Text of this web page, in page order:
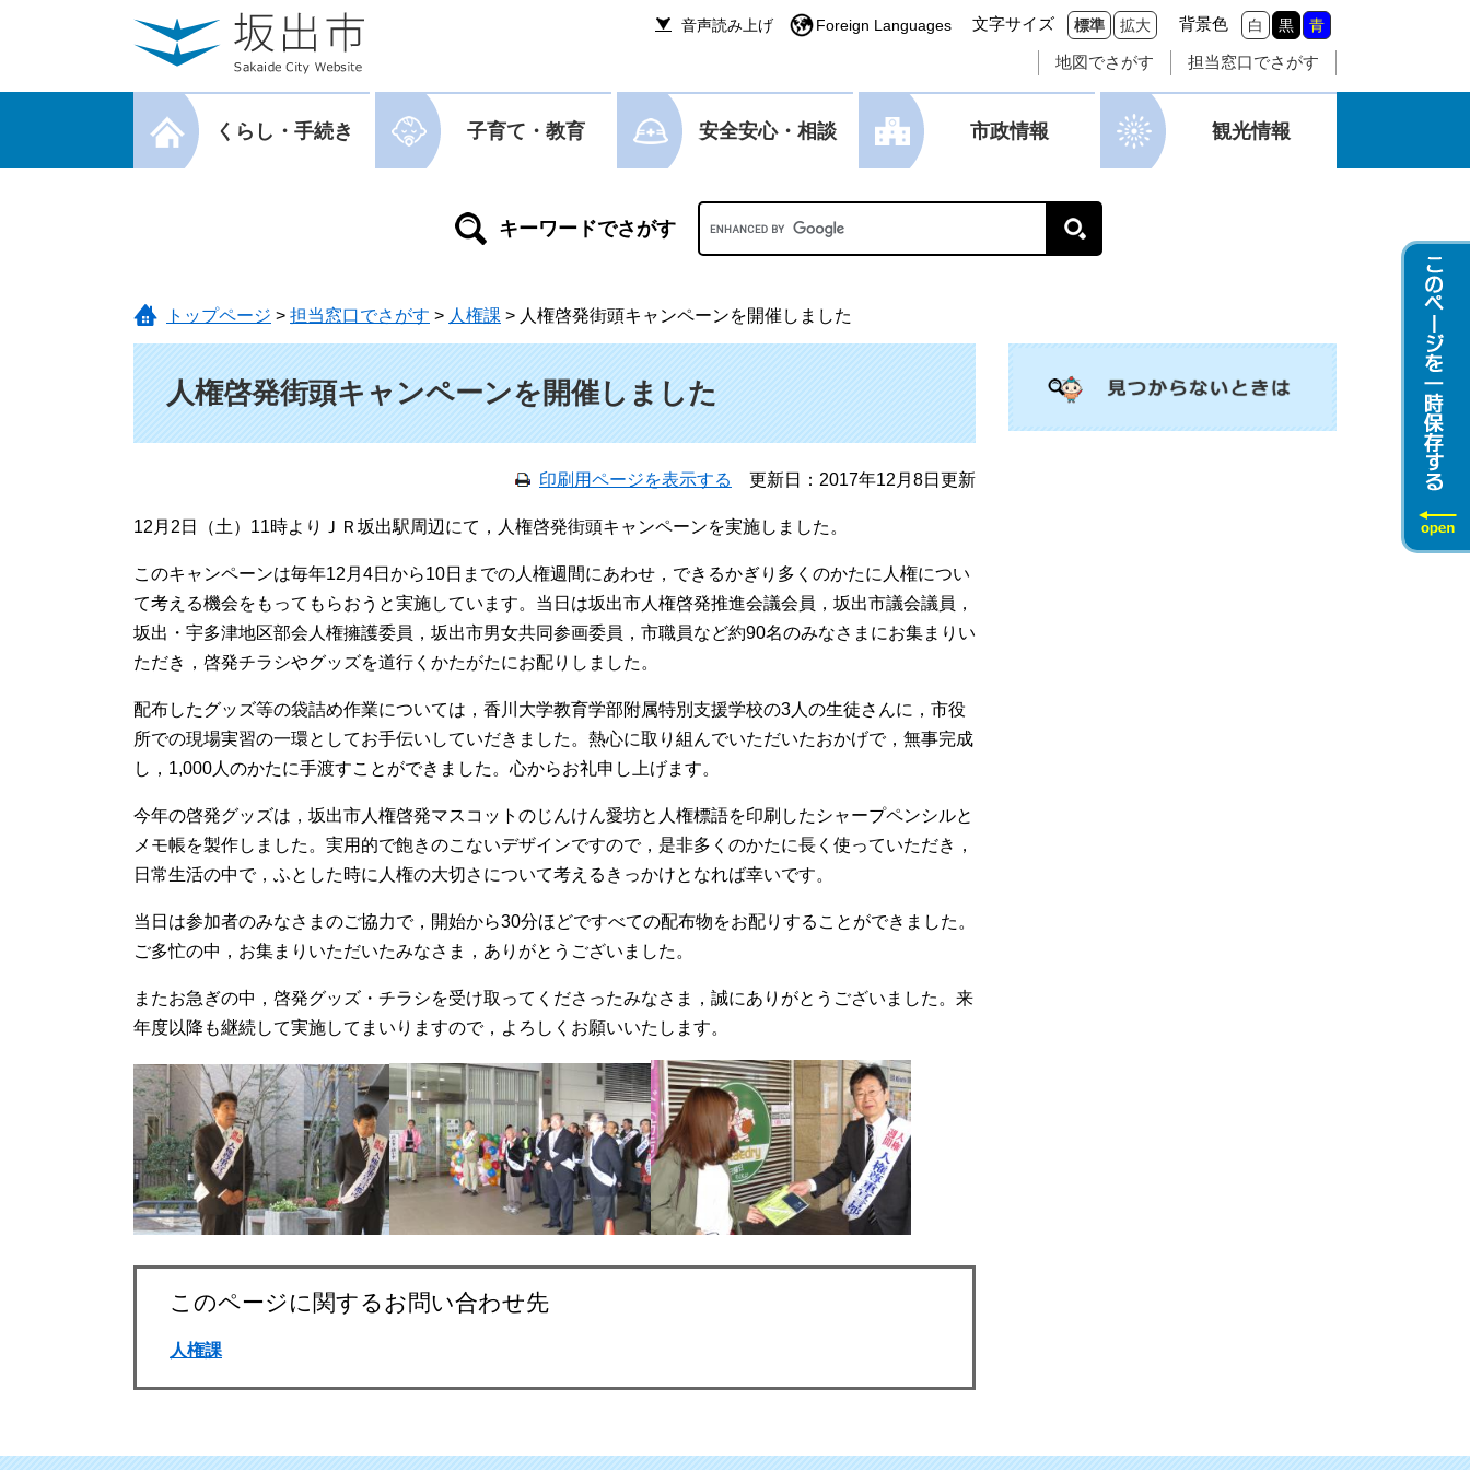
音声読み上げ Foreign Languages 文字サイズ 標準 拡大 背景色 白 黒 青
地図でさがす 担当窓口でさがす
メニューを閉じる
くらし・手続き 子育て・教育 安全安心・相談 市政情報 観光情報
Googleカスタム検索
トップページ > 担当窓口でさがす > 人権課 > 人権啓発街頭キャンペーンを開催しました
人権啓発街頭キャンペーンを開催しました
印刷用ページを表示する 更新日：2017年12月8日更新
12月2日（土）11時よりＪＲ坂出駅周辺にて，人権啓発街頭キャンペーンを実施しました。
このキャンペーンは毎年12月4日から10日までの人権週間にあわせ，できるかぎり多くのかたに人権につい
て考える機会をもってもらおうと実施しています。当日は坂出市人権啓発推進会議会員，坂出市議会議員，
坂出・宇多津地区部会人権擁護委員，坂出市男女共同参画委員，市職員など約90名のみなさまにお集まりい
ただき，啓発チラシやグッズを道行くかたがたにお配りしました。
配布したグッズ等の袋詰め作業については，香川大学教育学部附属特別支援学校の3人の生徒さんに，市役
所での現場実習の一環としてお手伝いしていだきました。熱心に取り組んでいただいたおかげで，無事完成
し，1,000人のかたに手渡すことができました。心からお礼申し上げます。
今年の啓発グッズは，坂出市人権啓発マスコットのじんけん愛坊と人権標語を印刷したシャープペンシルと
メモ帳を製作しました。実用的で飽きのこないデザインですので，是非多くのかたに長く使っていただき，
日常生活の中で，ふとした時に人権の大切さについて考えるきっかけとなれば幸いです。
当日は参加者のみなさまのご協力で，開始から30分ほどですべての配布物をお配りすることができました。
ご多忙の中，お集まりいただいたみなさま，ありがとうございました。
またお急ぎの中，啓発グッズ・チラシを受け取ってくださったみなさま，誠にありがとうございました。来
年度以降も継続して実施してまいりますので，よろしくお願いいたします。
このページに関するお問い合わせ先
人権課